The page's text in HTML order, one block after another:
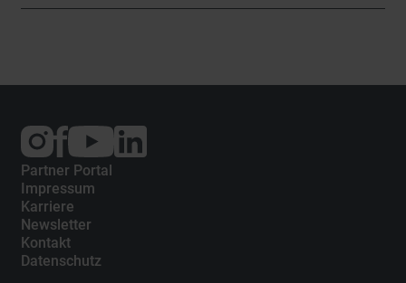
Externer
Link:
Instagram
Externer
Link:
Facebook
Externer
Link:
Partner Portal
Impressum
Karriere
Newsletter
Kontakt
Datenschutz